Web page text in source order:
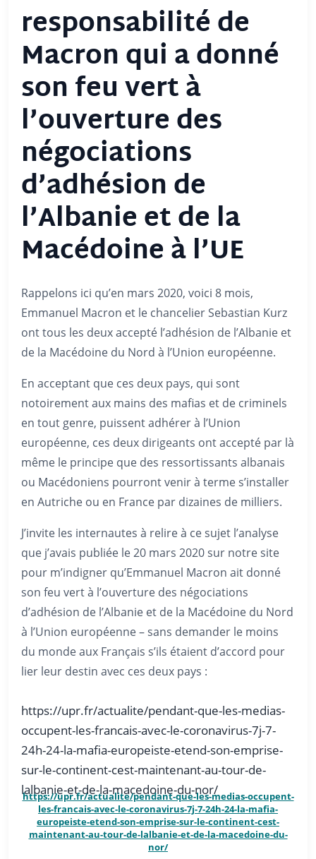
responsabilité de
Macron qui a donné
son feu vert à
l’ouverture des
négociations
d’adhésion de
l’Albanie et de la
Macédoine à l’UE
Rappelons ici qu’en mars 2020, voici 8 mois,
Emmanuel Macron et le chancelier Sebastian Kurz
ont tous les deux accepté l’adhésion de l’Albanie et
de la Macédoine du Nord à l’Union européenne.
En acceptant que ces deux pays, qui sont
notoirement aux mains des mafias et de criminels
en tout genre, puissent adhérer à l’Union
européenne, ces deux dirigeants ont accepté par là
même le principe que des ressortissants albanais
ou Macédoniens pourront venir à terme s’installer
en Autriche ou en France par dizaines de milliers.
J’invite les internautes à relire à ce sujet l’analyse
que j’avais publiée le 20 mars 2020 sur notre site
pour m’indigner qu’Emmanuel Macron ait donné
son feu vert à l’ouverture des négociations
d’adhésion de l’Albanie et de la Macédoine du Nord
à l’Union européenne – sans demander le moins
du monde aux Français s’ils étaient d’accord pour
lier leur destin avec ces deux pays :
https://upr.fr/actualite/pendant-que-les-medias-
occupent-les-francais-avec-le-coronavirus-7j-7-
24h-24-la-mafia-europeiste-etend-son-emprise-
sur-le-continent-cest-maintenant-au-tour-de-
lalbanie-et-de-la-macedoine-du-nor/
https://upr.fr/actualite/pendant-que-les-medias-occupent-
les-francais-avec-le-coronavirus-7j-7-24h-24-la-mafia-
europeiste-etend-son-emprise-sur-le-continent-cest-
maintenant-au-tour-de-lalbanie-et-de-la-macedoine-du-
nor/